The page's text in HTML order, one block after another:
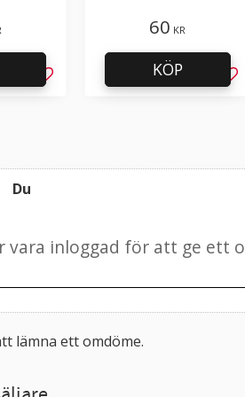
Du
lämna ett omdöme.
Lägg till i favoriter
Martego och Merak
60 KR
KÖP